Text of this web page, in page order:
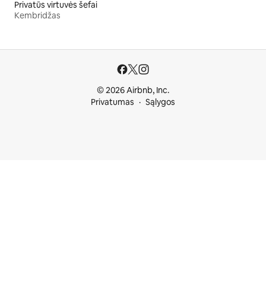
Privatūs virtuvės šefai
Kembridžas
© 2026 Airbnb, Inc.
Privatumas
Sąlygos